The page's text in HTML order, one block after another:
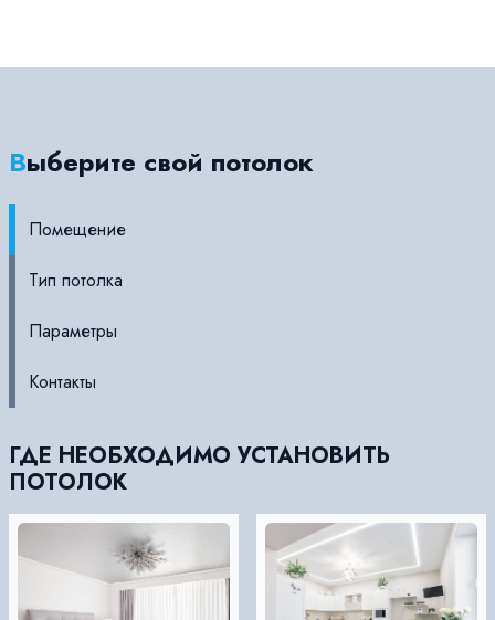
Выберите свой потолок
Помещение
Тип потолка
Параметры
Контакты
ГДЕ НЕОБХОДИМО УСТАНОВИТЬ
ПОТОЛОК